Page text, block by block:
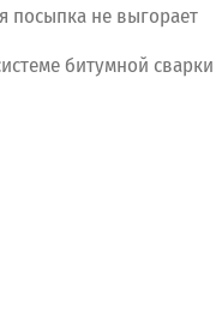
посыпка не выгорает
битумной сварки